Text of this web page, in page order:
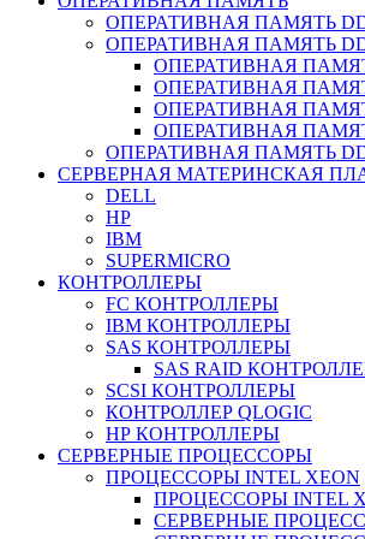
ОПЕРАТИВНАЯ ПАМЯТЬ
ОПЕРАТИВНАЯ ПАМЯТЬ
ОПЕРАТИВНАЯ
ОПЕРАТИВНАЯ
ОПЕРАТИВНАЯ
ОПЕРАТИВНАЯ
ОПЕРАТИВНАЯ ПАМЯТЬ
СЕРВЕРНАЯ МАТЕРИНСКАЯ
DELL
HP
IBM
SUPERMICRO
КОНТРОЛЛЕРЫ
FC КОНТРОЛЛЕРЫ
IBM КОНТРОЛЛЕРЫ
SAS КОНТРОЛЛЕРЫ
SAS RAID
SCSI КОНТРОЛЛЕРЫ
КОНТРОЛЛЕР QLOGIC
НР КОНТРОЛЛЕРЫ
СЕРВЕРНЫЕ ПРОЦЕССОРЫ
ПРОЦЕССОРЫ INTEL XEON
ПРОЦЕССОРЫ INTEL
СЕРВЕРНЫЕ